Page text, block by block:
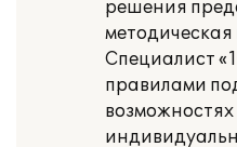
решения
Специалист
правилами